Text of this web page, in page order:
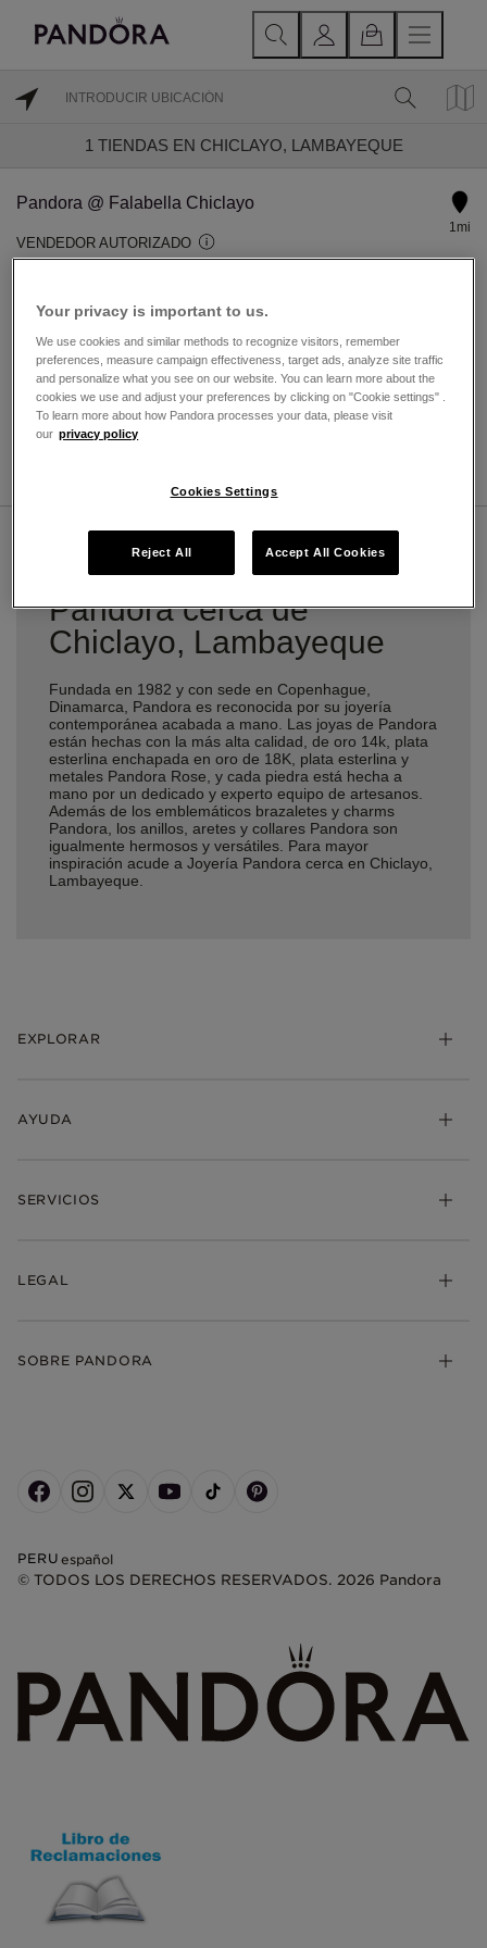
1 TIENDAS EN CHICLAYO, LAMBAYEQUE
Pandora @ Falabella Chiclayo
VENDEDOR AUTORIZADO
1mi
Chiclayo, Lambayeque 08003
511991983352
Encuentra una Joyería
Pandora cerca de
Chiclayo, Lambayeque
Fundada en 1982 y con sede en Copenhague,
Dinamarca, Pandora es reconocida por su joyería
contemporánea acabada a mano. Las joyas de Pandora
están hechas con la más alta calidad, de oro 14k, plata
esterlina enchapada en oro de 18K, plata esterlina y
metales Pandora Rose, y cada piedra está hecha a
mano por un dedicado y experto equipo de artesanos.
Además de los emblemáticos brazaletes y charms
Pandora, los anillos, aretes y collares Pandora son
igualmente hermosos y versátiles. Para mayor
inspiración acude a Joyería Pandora cerca en Chiclayo,
Lambayeque.
EXPLORAR
AYUDA
SERVICIOS
LEGAL
SOBRE PANDORA
PERU español
© TODOS LOS DERECHOS RESERVADOS. 2026 Pandora
Your privacy is important to us.
We use cookies and similar methods to recognize visitors, remember
preferences, measure campaign effectiveness, target ads, analyze site traffic
and personalize what you see on our website. You can learn more about the
cookies we use and adjust your preferences by clicking on "Cookie settings" .
To learn more about how Pandora processes your data, please visit
our privacy policy
Cookies Settings
Reject All Accept All Cookies